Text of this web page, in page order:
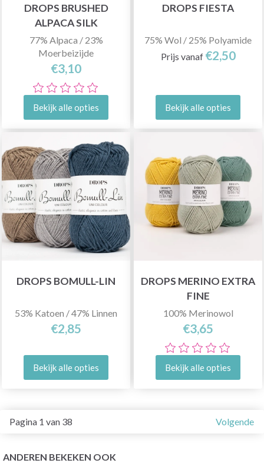
DROPS BRUSHED
ALPACA SILK
77% Alpaca / 23%
Moerbeizijde
€3,10
Bekijk alle opties
DROPS FIESTA
75% Wol / 25% Polyamide
Prijs vanaf €2,50
Bekijk alle opties
DROPS BOMULL-LIN
53% Katoen / 47% Linnen
€2,85
Bekijk alle opties
DROPS MERINO EXTRA
FINE
100% Merinowol
€3,65
Bekijk alle opties
Pagina 1 van 38 Volgende
ANDEREN BEKEKEN OOK